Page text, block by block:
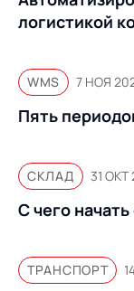
учебных
База знаний
логистикой
WMS 7 НОЯ
Пять
СКЛАД 31 ОКТ
С чего
ТРАНСПОРТ